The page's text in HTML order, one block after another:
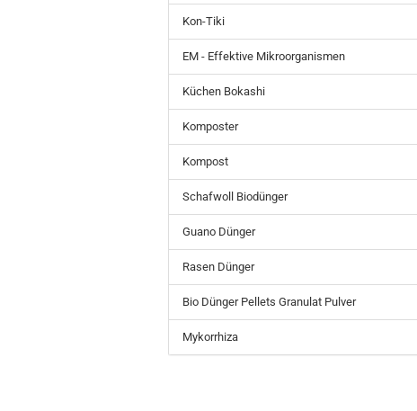
Kon-Tiki
EM - Effektive Mikroorganismen
Küchen Bokashi
Komposter
Kompost
Schafwoll Biodünger
Guano Dünger
Rasen Dünger
Bio Dünger Pellets Granulat Pulver
Mykorrhiza